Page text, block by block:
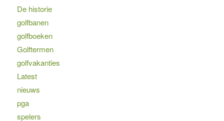
De historie
golfbanen
golfboeken
Golftermen
golfvakanties
Latest
nieuws
pga
spelers